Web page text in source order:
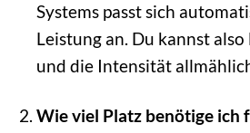
Systems passt sich
Leistung an. Du kannst
und die Intensität
Wie viel Platz benötige ich